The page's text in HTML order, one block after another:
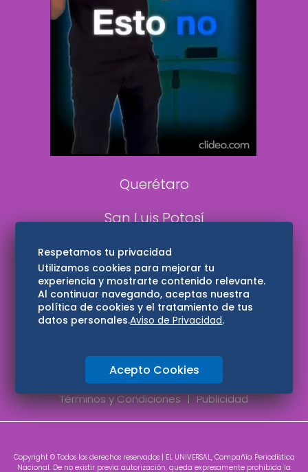
De 10 sports
DeDinero
Confabulario
Aviso Oportuno
Consultas
Querétaro
San Luis Potosí
Edomex
Consultas
Hidalgo
Oaxaca
Aviso de privacidad
Directorio
Términos y Condiciones
Publicidad
Copyright © Todos los derechos reservados | EL UNIVERSAL, Compañía Periodística
Nacional. De no existir previa autorización, queda expresamente prohibida la
Respetamos tu privacidad
Utilizamos cookies para mejorar tu
experiencia y mostrarte contenido relevante.
Al continuar navegando, aceptas nuestra
política de cookies y el tratamiento de tus
datos personales.Aviso de Privacidad.
Acepto Cookies